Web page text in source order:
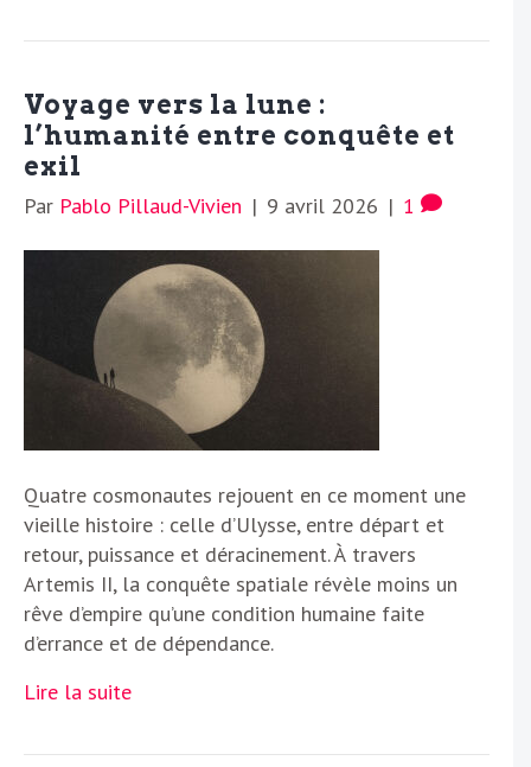
Voyage vers la lune :
l’humanité entre conquête et
exil
Par Pablo Pillaud-Vivien | 9 avril 2026 | 1
Quatre cosmonautes rejouent en ce moment une
vieille histoire : celle d’Ulysse, entre départ et
retour, puissance et déracinement. À travers
Artemis II, la conquête spatiale révèle moins un
rêve d’empire qu’une condition humaine faite
d’errance et de dépendance.
Lire la suite